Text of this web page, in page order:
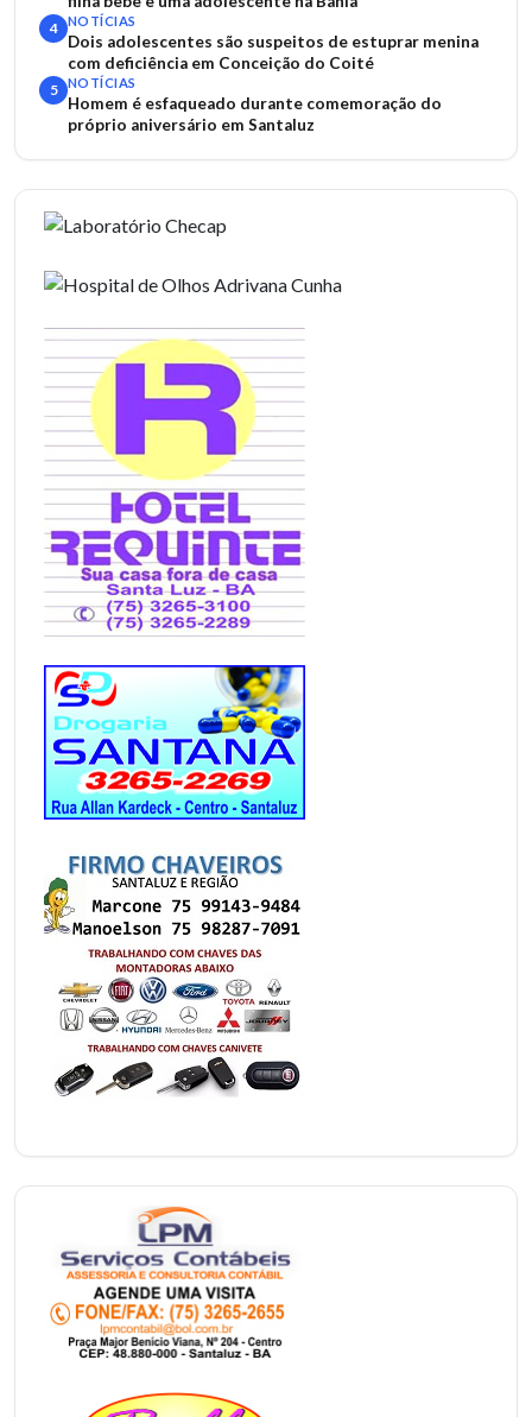
4 NOTÍCIAS
Dois adolescentes são suspeitos de estuprar menina
com deficiência em Conceição do Coité
5 NOTÍCIAS
Homem é esfaqueado durante comemoração do
próprio aniversário em Santaluz